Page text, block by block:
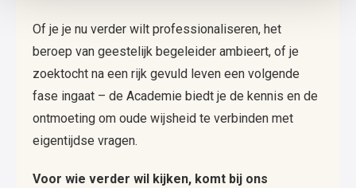
Of je je nu verder wilt professionaliseren, het
beroep van geestelijk begeleider ambieert, of je
zoektocht na een rijk gevuld leven een volgende
fase ingaat – de Academie biedt je de kennis en de
ontmoeting om oude wijsheid te verbinden met
eigentijdse vragen.
Voor wie verder wil kijken, komt bij ons